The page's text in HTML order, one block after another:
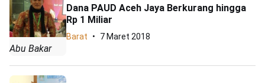
Abu Bakar
Dana PAUD Aceh Jaya Berkurang hingga
Rp 1 Miliar
Barat 7 Maret 2018